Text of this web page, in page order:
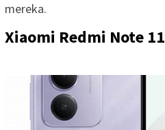
mereka.
Xiaomi Redmi Note 11